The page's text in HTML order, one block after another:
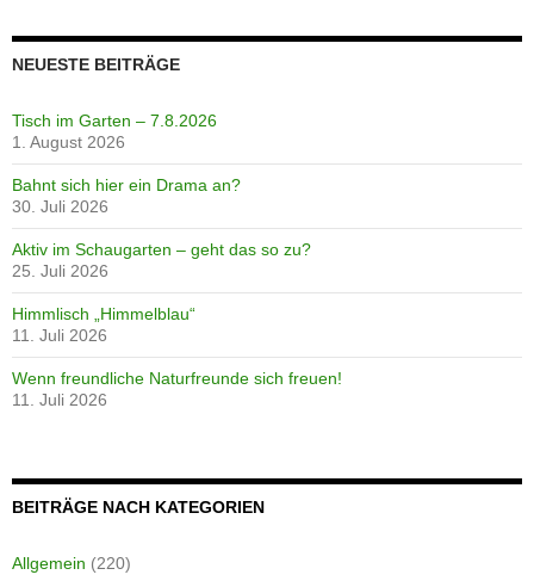
NEUESTE BEITRÄGE
Tisch im Garten – 7.8.2026
1. August 2026
Bahnt sich hier ein Drama an?
30. Juli 2026
Aktiv im Schaugarten – geht das so zu?
25. Juli 2026
Himmlisch „Himmelblau“
11. Juli 2026
Wenn freundliche Naturfreunde sich freuen!
11. Juli 2026
BEITRÄGE NACH KATEGORIEN
Allgemein (220)